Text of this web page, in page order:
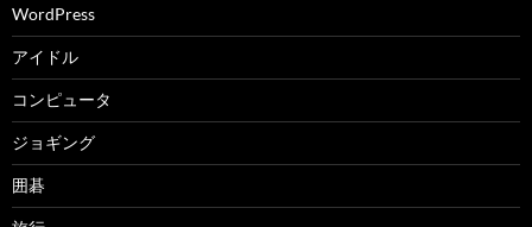
WordPress
アイドル
コンピュータ
ジョギング
囲碁